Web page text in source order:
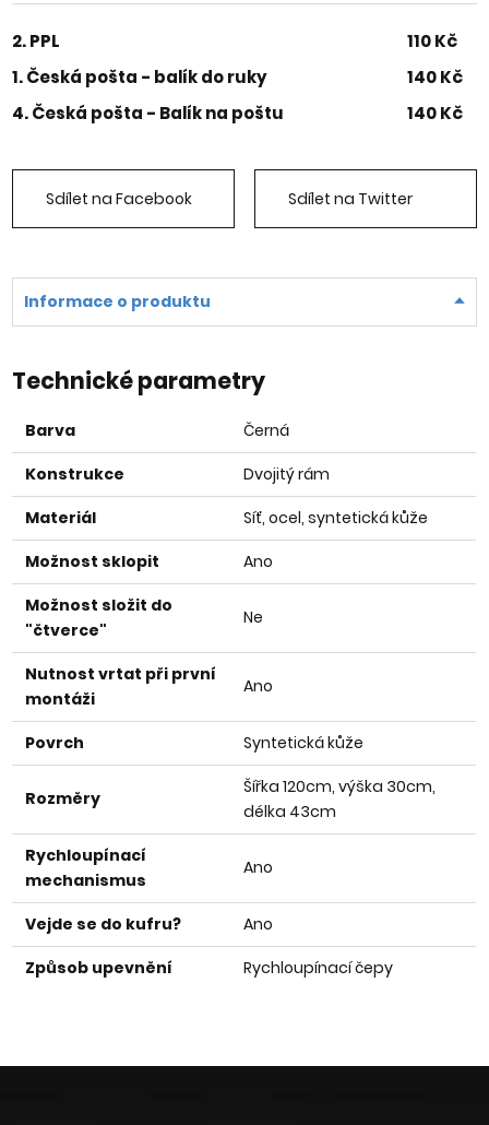
2. PPL
110 Kč
1. Česká pošta - balík do ruky
140 Kč
4. Česká pošta - Balík na poštu
140 Kč
Sdílet na Facebook Sdílet na Twitter
Informace o produktu
Technické parametry
Barva
Černá
Konstrukce
Dvojitý rám
Materiál
Síť, ocel, syntetická kůže
Možnost sklopit
Ano
Možnost složit do
"čtverce"
Ne
Nutnost vrtat při první
montáži
Ano
Povrch Syntetická kůže
Rozměry
Šířka 120cm, výška 30cm,
délka 43cm
Rychloupínací
mechanismus
Ano
Vejde se do kufru?
Ano
Způsob upevnění
Rychloupínací čepy